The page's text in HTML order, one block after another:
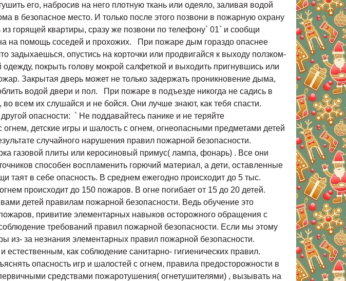
его, набросив на него плотную ткань или одеяло, заливая водой
в безопасное место. И только после этого позвони в пожарную охрану
горящей квартиры, сразу же позвони по телефону` 01` и сообщи
на помощь соседей и прохожих. При пожаре дым гораздо опаснее
опустись на корточки или продвигайся к выходу ползком-
покрыть голову мокрой салфеткой и выходить пригнувшись или
Закрытая дверь может не только задержать проникновение дыма,
водой двери и пол. При пожаре в подъезде никогда не садись в
всем их слушайся и не бойся. Они лучше знают, как тебя спасти.
опасности: ` Не поддавайтесь панике и не теряйте
детские игры и шалость с огнем, огнеопасными предметами детей
случайного нарушения правил пожарной безопасности.
газовой плиты или керосиновый примус( лампа, фонарь) . Все они
способен воспламенить горючий материал, а дети, оставленные
таят в себе опасность. В среднем ежегодно происходит до 5 тыс.
происходит до 150 пожаров. В огне погибает от 15 до 20 детей.
детей правилам пожарной безопасности. Ведь обучение это
привитие элементарных навыков осторожного обращения с
требований правил пожарной безопасности. Если мы этому
за незнания элементарных правил пожарной безопасности.
как соблюдение санитарно- гигиенических правил.
опасность игр и шалостей с огнем, правила предосторожности в
средствами пожаротушения( огнетушителями) , вызывать на